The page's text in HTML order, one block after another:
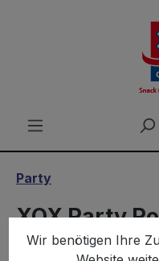
Party
XOX Party
XXL 500g
Wir benötigen Ihre